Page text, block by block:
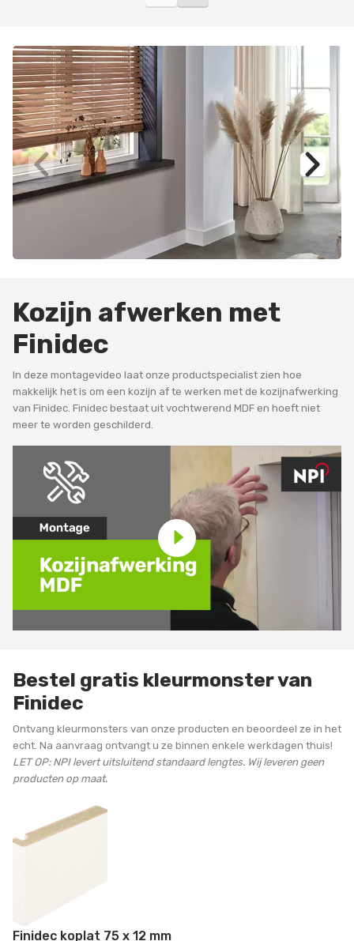
Kozijn afwerken met
Finidec
In deze montagevideo laat onze productspecialist zien hoe
makkelijk het is om een kozijn af te werken met de kozijnafwerking
van Finidec. Finidec bestaat uit vochtwerend MDF en hoeft niet
meer te worden geschilderd.
Bestel gratis kleurmonster van
Finidec
Ontvang kleurmonsters van onze producten en beoordeel ze in het
echt. Na aanvraag ontvangt u ze binnen enkele werkdagen thuis!
LET OP: NPI levert uitsluitend standaard lengtes. Wij leveren geen
producten op maat.
Finidec koplat 75 x 12 mm